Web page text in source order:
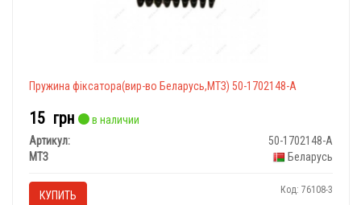
Пружина фіксатора(вир-во Беларусь,МТЗ) 50-1702148-А
15 грн
в наличии
Артикул:
50-1702148-А
МТЗ
Беларусь
КУПИТЬ Код: 76108-3